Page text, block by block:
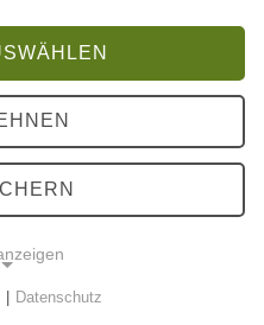
Monate
Datenschutz